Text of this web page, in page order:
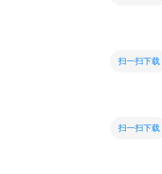
扫一扫下载
扫一扫下载